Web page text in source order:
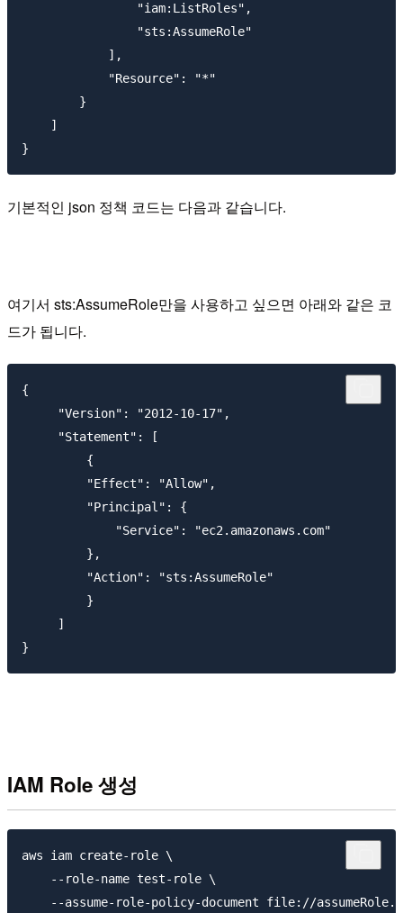
                "iam:ListRoles",
                "sts:AssumeRole"
            ],
            "Resource": "*"
        }
    ]
기본적인 json 정책 코드는 다음과 같습니다.
여기서 sts:AssumeRole만을 사용하고 싶으면 아래와 같은 코
드가 됩니다.
{
     "Version": "2012-10-17",
     "Statement": [
         {
         "Effect": "Allow",
         "Principal": {
             "Service": "ec2.amazonaws.com"
         },
         "Action": "sts:AssumeRole"
         }
     ]
IAM Role 생성
aws iam create-role \
    --role-name test-role \